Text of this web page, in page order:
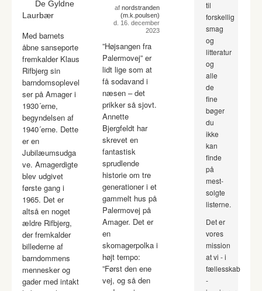
De Gyldne
Laurbær
Med barnets
åbne sanseporte
fremkalder Klaus
Rifbjerg sin
barndomsoplevel
ser på Amager i
1930´erne,
begyndelsen af
1940´erne. Dette
er en
Jubilæumsudga
ve. Amagerdigte
blev udgivet
første gang i
1965. Det er
altså en noget
ældre Rifbjerg,
der fremkalder
billederne af
barndommens
mennesker og
gader med intakt
af nordstranden
(m.k.poulsen)
d. 16. december
2023
”Højsangen fra
Palermovej” er
lidt lige som at
få sodavand i
næsen – det
prikker så sjovt.
Annette
Bjergfeldt har
skrevet en
fantastisk
sprudlende
historie om tre
generationer i et
gammelt hus på
Palermovej på
Amager. Det er
en
skomagerpolka i
højt tempo:
”Først den ene
vej, og så den
til
forskellig
smag
og
litteratur
og
alle
de
fine
bøger
du
ikke
kan
finde
på
mest-
solgte
listerne.
Det er
vores
mission
at vi - i
fællesskab
-